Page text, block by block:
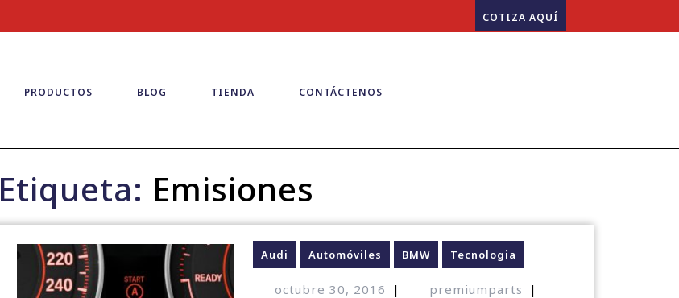
COTIZA AQUÍ
PRODUCTOS BLOG TIENDA CONTÁCTENOS
Etiqueta: Emisiones
Audi Automóviles BMW Tecnologia
octubre 30, 2016 | premiumparts
|